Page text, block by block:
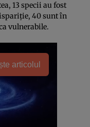
13 specii au fost
40 sunt în
vulnerabile.
articolul